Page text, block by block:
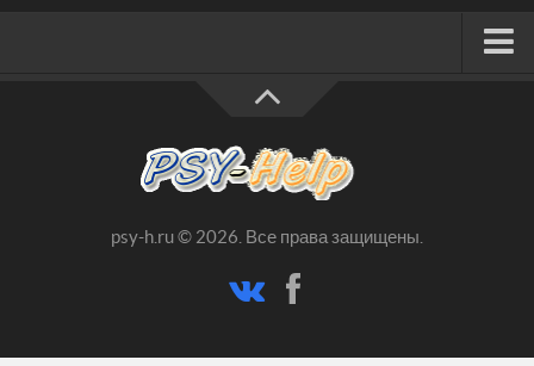
psy-h.ru © 2026. Все права защищены.